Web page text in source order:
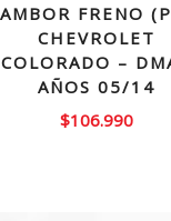
FRENO
CHEVROLET
COLORADO –
AÑOS 05/14
$106.990